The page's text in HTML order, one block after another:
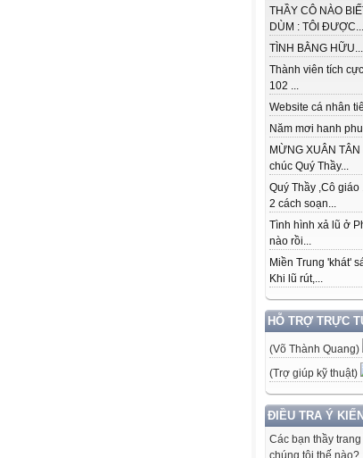
THẦY CÔ NÀO
DÙM : TÔI ĐƯỢC...
TÌNH BẰNG HỮU...
Thành viên tích
102 ...
Website cá nhân
Năm mơi hanh
MỪNG XUÂN TÂN
chúc Quý Thầy...
Quý Thầy ,Cô giáo
2 cách soạn...
Tình hình xả lũ ở
nào rồi...
Miền Trung 'khát'
Khi lũ rút,...
HỖ TRỢ TRỰC
(Võ Thành Quang)
(Trợ giúp kỹ thuật)
ĐIỀU TRA Ý KIẾN
Các bạn thầy
chúng tôi thế nào?